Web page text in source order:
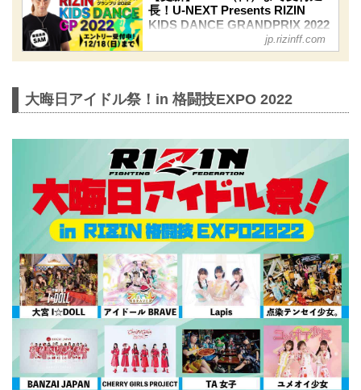
長！U-NEXT Presents RIZIN
KIDS DANCE GRANDPRIX 2022
参加チーム募集中！ - RIZIN
FIGHTING FEDERATION オフィ
更新情報
12/31（土）決勝ラウンドのMCが決
麟（@muto_orin）
予選・決勝の制限時間が2～3分程度に
変更！
12/9（金）更新
U-NEXTが協賛に決定！
エントリー費が無料に！
エントリー動画の時間尺は指定なし！
（※1GB以内）
エントリー受付が12/18（日）まで延
長！
世界を目指す日本一のキッズダンスチ
ームを決定するダンスコンテスト『U-
NEXT Presents RIZIN KIDS DANCE
GRANDPRIX 2...
jp.rizinff.com
大晦日アイドル祭！in 格闘技EXPO 2022